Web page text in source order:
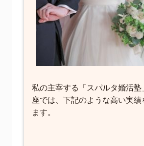
私の主宰する「スパルタ婚活塾
座では、下記のような高い実績
ます。